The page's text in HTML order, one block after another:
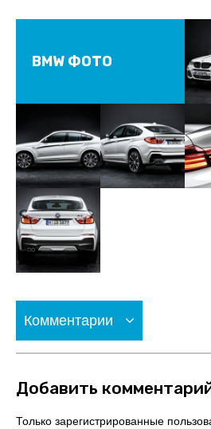
BMW ФОТО
Комментарии
Добавить
Только зарегистрированные